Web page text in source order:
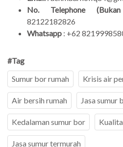
No. Telephone
82122182826
Whatsapp : +62
#Tag
Sumur bor rumah
Krisis air
Air bersih rumah Jasa sumur
Kedalaman sumur bor
Jasa sumur termurah